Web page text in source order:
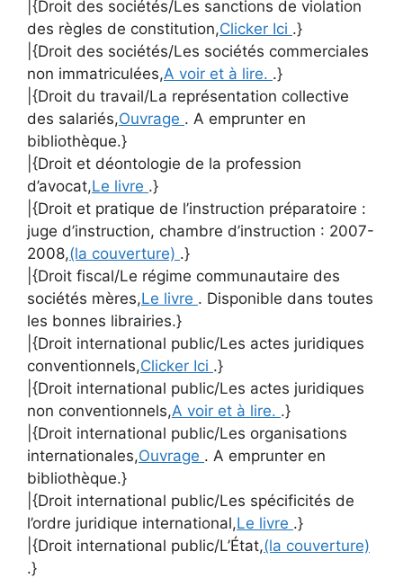
|{Droit des sociétés/Les sanctions de violation
des règles de constitution,Clicker Ici .}
|{Droit des sociétés/Les sociétés commerciales
non immatriculées,A voir et à lire. .}
|{Droit du travail/La représentation collective
des salariés,Ouvrage . A emprunter en
bibliothèque.}
|{Droit et déontologie de la profession
d’avocat,Le livre .}
|{Droit et pratique de l’instruction préparatoire :
juge d’instruction, chambre d’instruction : 2007-
2008,(la couverture) .}
|{Droit fiscal/Le régime communautaire des
sociétés mères,Le livre . Disponible dans toutes
les bonnes librairies.}
|{Droit international public/Les actes juridiques
conventionnels,Clicker Ici .}
|{Droit international public/Les actes juridiques
non conventionnels,A voir et à lire. .}
|{Droit international public/Les organisations
internationales,Ouvrage . A emprunter en
bibliothèque.}
|{Droit international public/Les spécificités de
l’ordre juridique international,Le livre .}
|{Droit international public/L’État,(la couverture)
.}